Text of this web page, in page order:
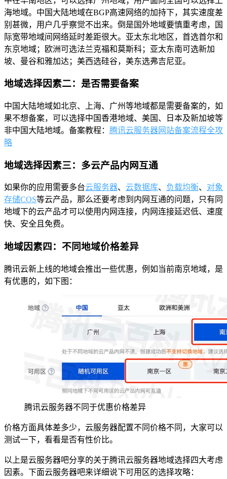
海地域。中国大陆地域在BGP高速网络的加持下，其实速度差
别甚微，用户几乎察觉不出来。倒是国外地域要慎重考虑，国
际宽带地域间网络延时差距很大。亚太东北地区，首选首尔和
东京地域；欧洲可选法兰克福和莫斯科；亚太东南可选新加
坡、曼谷和雅加达；美西选硅谷，美东选弗吉尼亚。
地域选择因素二：是否需要备案
中国大陆地域如北京、上海、广州等地域都是需要备案的，如
果不想备案，可以选择中国香港地域、美国、日本及新加坡等
非中国大陆地域。备案教程： 腾讯云服务器网站备案流程全攻
略
地域选择因素三：多云产品内网互通
如果你的应用需要多台云服务器、 云数据库、 负载均衡、 对象
存储COS等云产品，那么还要考虑到内网互通的问题，只有同
地域下的云产品才可以使用内网连接，内网连接延迟低、速度
快、安全且免费。
地域因素四：不同地域价格差异
腾讯云新上线的地域会推出一些优惠，例如当前南京地域，是
有优惠的，如下图：
腾讯云服务器不同于优惠价格差异
价格方面具体差多少，云服务器配置不同价格不同，大家可以
测试一下，看看是否有性价比。
以上是云服务器吧分享的关于腾讯云服务器地域选择四大考虑
因素。下面云服务器吧来详细说下可用区的选择攻略：